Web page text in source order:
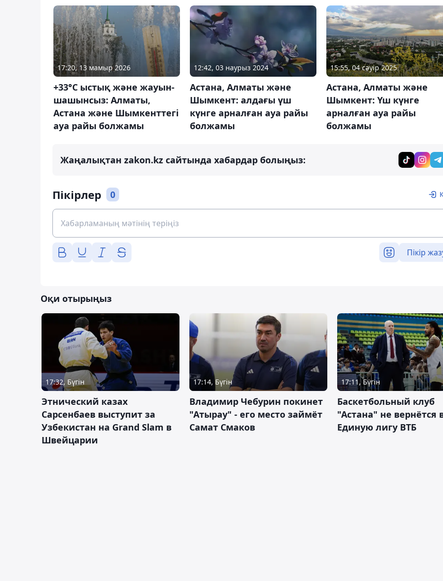
17:20, 13 мамыр 2026
+33°С ыстық және жауын-
шашынсыз: Алматы,
Астана және Шымкенттегі
ауа райы болжамы
12:42, 03 наурыз 2024
Астана, Алматы және
Шымкент: алдағы үш
күнге арналған ауа райы
болжамы
15:55, 04 сәуір 2025
Астана, Алматы және
Шымкент: Үш күнге
арналған ауа райы
болжамы
Жаңалықтан zakon.kz сайтында хабардар болыңыз:
Пікірлер 0
Пікір
Оқи отырыңыз
17:32, Бүгін
Этнический казах
Сарсенбаев выступит за
Узбекистан на Grand Slam в
Швейцарии
17:14, Бүгін
Владимир Чебурин покинет
"Атырау" - его место займёт
Самат Смаков
17:11, Бүгін
Баскетбольный клуб
"Астана" не вернётся
Единую лигу ВТБ